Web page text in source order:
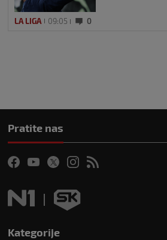
LA LIGA 09:05 0
Pratite nas
Kategorije